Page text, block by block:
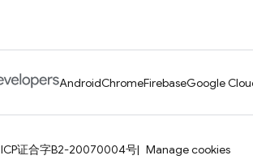
AndroidChromeFirebaseGoogle
ICP证合字B2-20070004号 Manage cookies